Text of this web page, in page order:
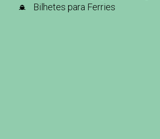
Bilhetes para Ferries